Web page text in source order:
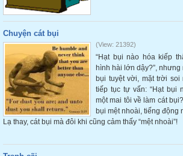
Chuyện cát bụi
(View: 21392)
“Hạt bụi nào hóa kiếp
hình hài lớn dậy?”, nhưng
bụi tuyệt vời, mặt trời soi
tiếp tục tự vấn: “Hạt bụi
một mai tôi về làm cát
bụi mệt nhoài, tiếng động
Lạ thay, cát bụi mà đôi khi cũng cảm thấy “mệt nhoài”!